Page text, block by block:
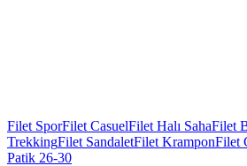
Filet SporFilet CasuelFilet Halı SahaFilet
TrekkingFilet SandaletFilet KramponFilet
Patik 26-30